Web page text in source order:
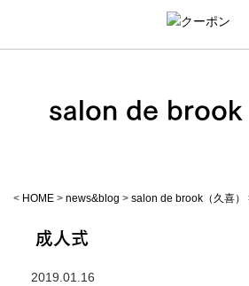
salon de brook
< HOME > news&blog > salon de brook（久喜）
成人式
2019.01.16